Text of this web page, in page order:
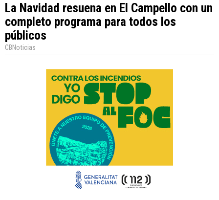
La Navidad resuena en El Campello con un
completo programa para todos los
públicos
CBNoticias